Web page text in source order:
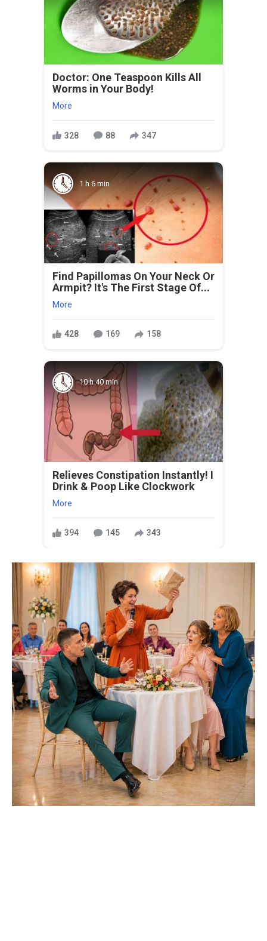
Doctor: One Teaspoon Kills All
Worms in Your Body!
More
328 88 347
1 h 6 min
Find Papillomas On Your Neck Or
Armpit? It's The First Stage Of...
More
428 169 158
10 h 40 min
Relieves Constipation Instantly! I
Drink & Poop Like Clockwork
More
394 145 343